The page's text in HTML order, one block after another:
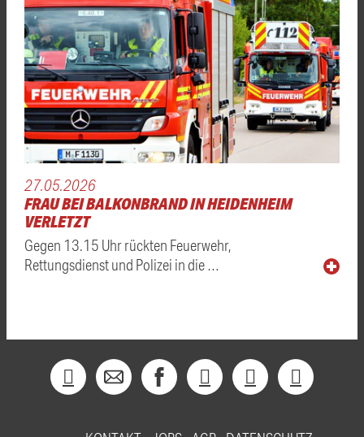
27.05.2026
FRAU BEI BALKONBRAND IN HEIDENHEIM
VERLETZT
Gegen 13.15 Uhr rückten Feuerwehr,
Rettungsdienst und Polizei in die …